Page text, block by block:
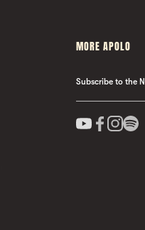
MORE APOLO
Subscribe to the